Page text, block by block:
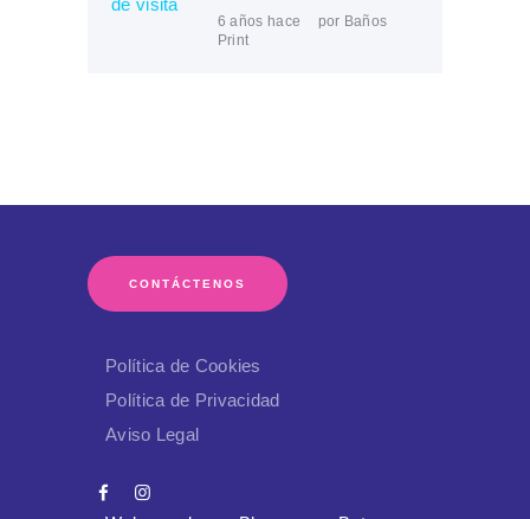
6 años hace por Baños
Print
CONTÁCTENOS
Política de Cookies
Política de Privacidad
Aviso Legal